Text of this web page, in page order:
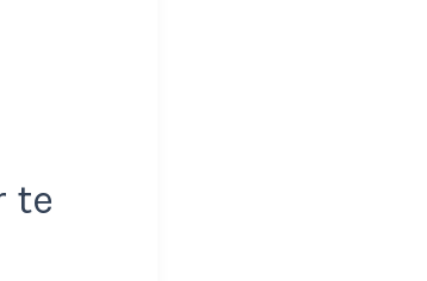
te